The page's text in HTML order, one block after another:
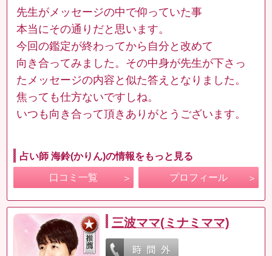
先生がメッセージの中で仰っていた事
本当にその通りだと思います。
今回の鑑定が終わってから自分と改めて
向き合ってみました。その中身が先生が下さっ
たメッセージの内容と似た答えとなりました。
焦っても仕方ないですしね。
いつも向き合って頂きありがとうございます。
占い師 海鈴(かりん)の情報をもっと見る
口コミ一覧 プロフィール
三波ママ(ミナミママ)